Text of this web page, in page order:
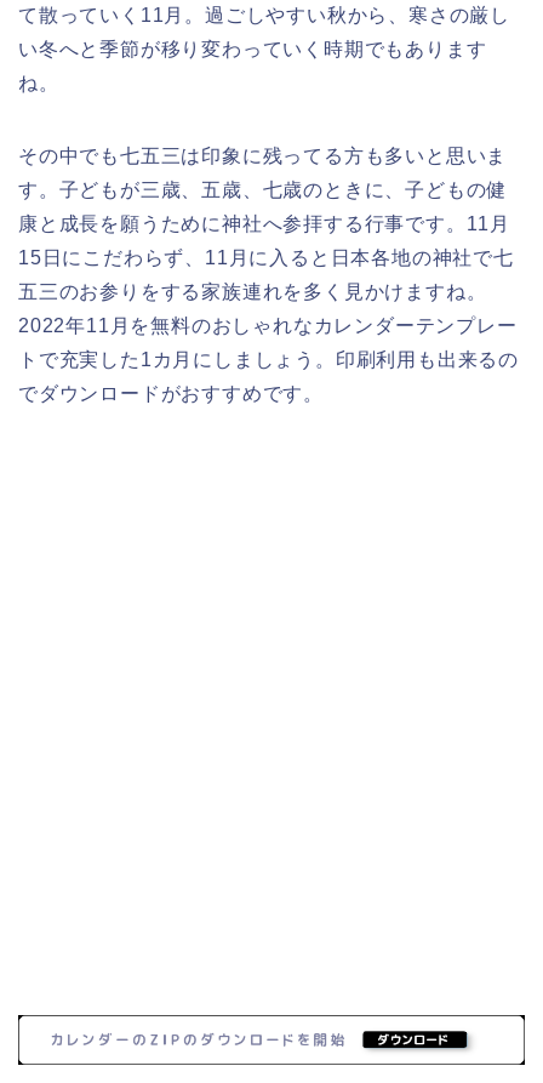
て散っていく11月。過ごしやすい秋から、寒さの厳し
い冬へと季節が移り変わっていく時期でもあります
ね。
その中でも七五三は印象に残ってる方も多いと思いま
す。子どもが三歳、五歳、七歳のときに、子どもの健
康と成長を願うために神社へ参拝する行事です。11月
15日にこだわらず、11月に入ると日本各地の神社で七
五三のお参りをする家族連れを多く見かけますね。
2022年11月を無料のおしゃれなカレンダーテンプレー
トで充実した1カ月にしましょう。印刷利用も出来るの
でダウンロードがおすすめです。